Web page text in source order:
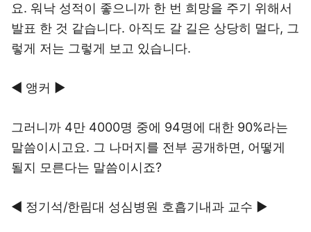
요. 워낙 성적이 좋으니까 한 번 희망을 주기 위해서
발표 한 것 같습니다. 아직도 갈 길은 상당히 멀다, 그
렇게 저는 그렇게 보고 있습니다.
◀ 앵커 ▶
그러니까 4만 4000명 중에 94명에 대한 90%라는
말씀이시고요. 그 나머지를 전부 공개하면, 어떻게
될지 모른다는 말씀이시죠?
◀ 정기석/한림대 성심병원 호흡기내과 교수 ▶